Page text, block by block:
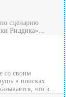
сценарию
Риддика»...
со своим
в поисках
что з...